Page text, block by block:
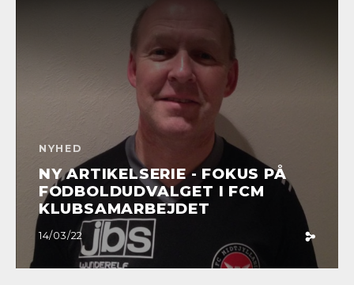
NYHED
NY ARTIKELSERIE - FOKUS PÅ
FODBOLDUDVALGET I FCM
KLUBSAMARBEJDET
14/03/22